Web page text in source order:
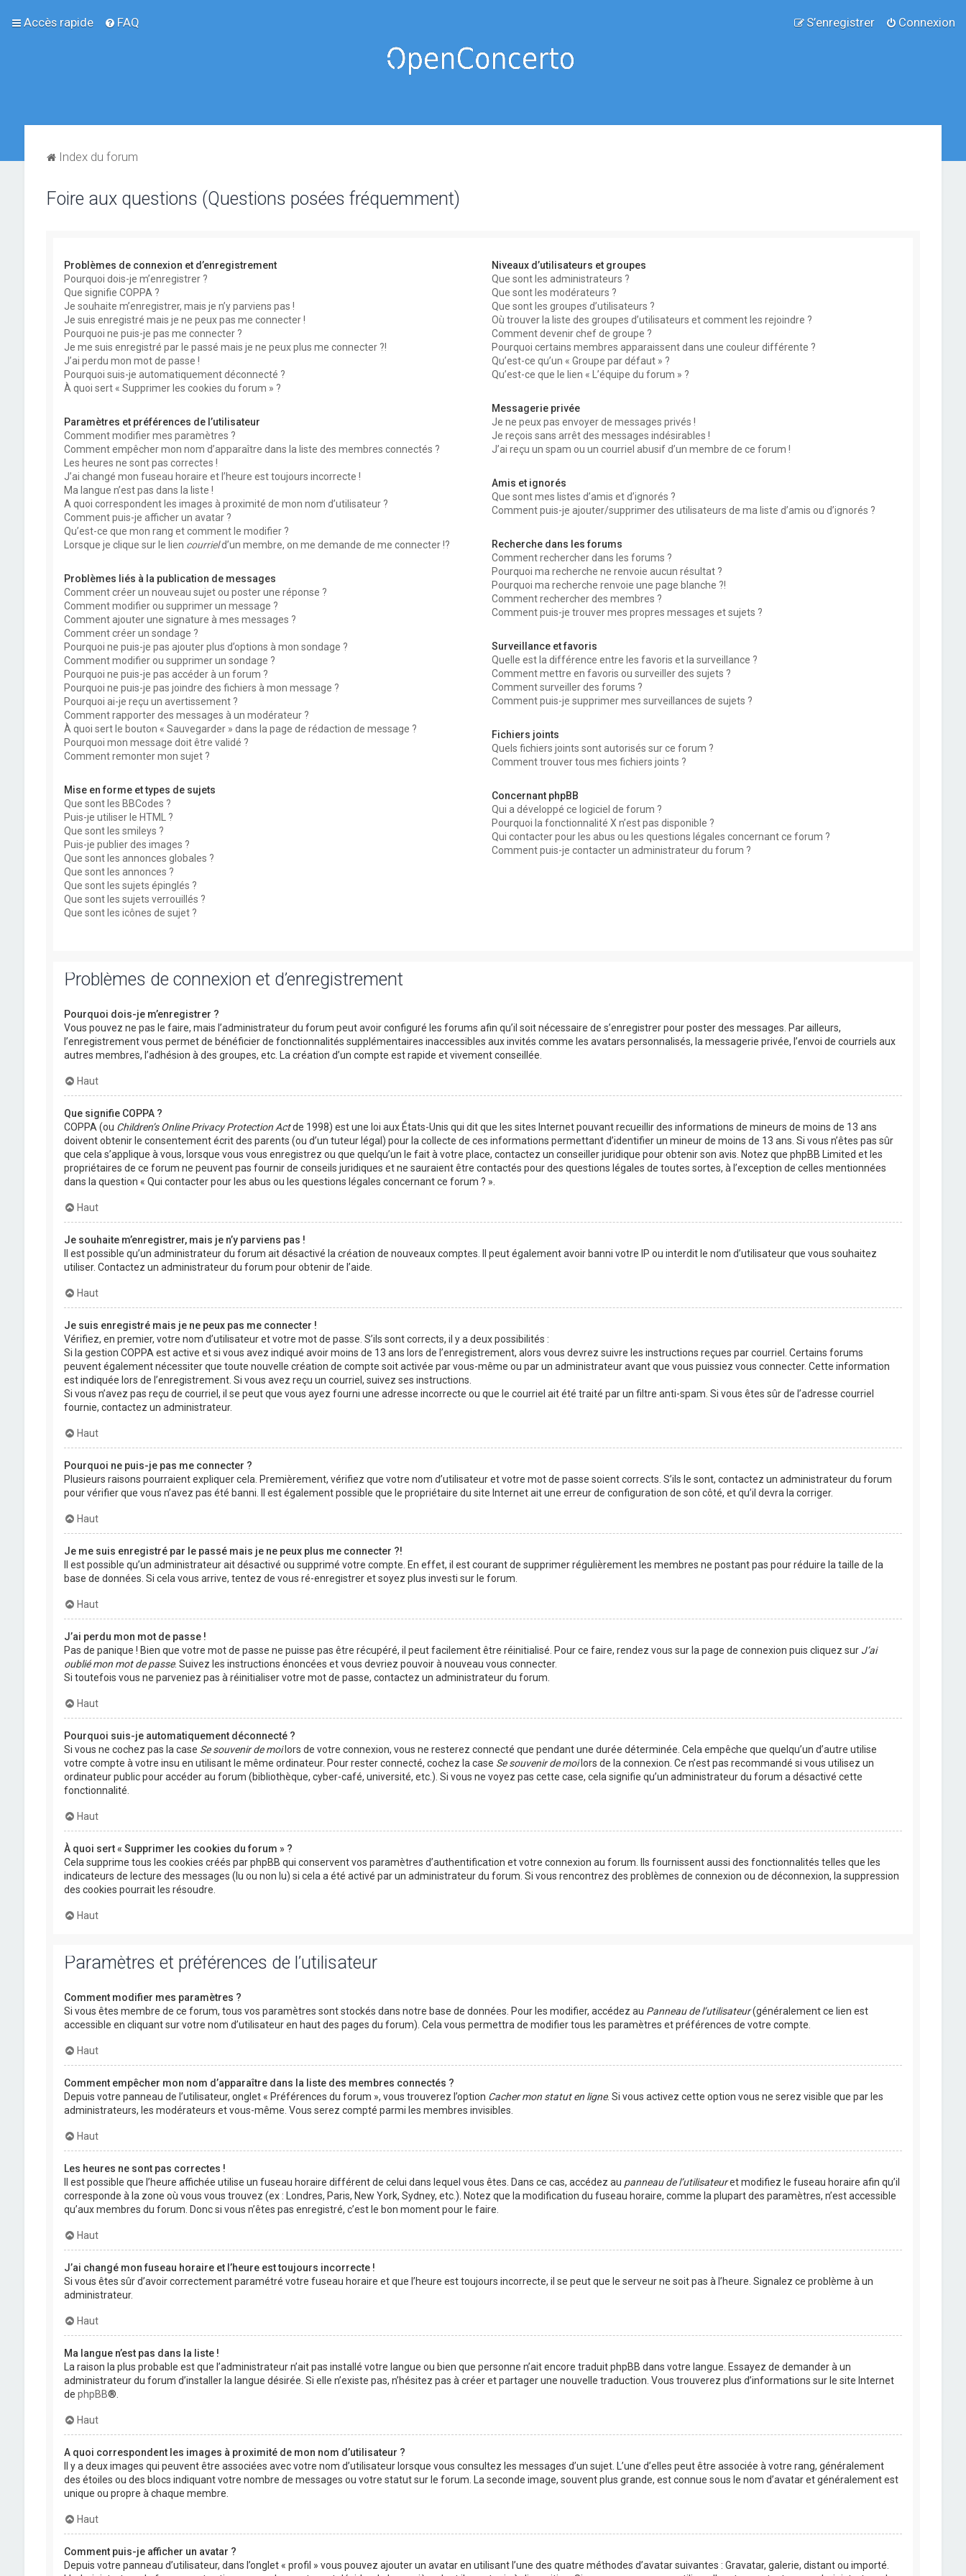
Accès rapide FAQ Connexion
S’enregistrer
Index du forum
Foire aux questions (Questions posées fréquemment)
Problèmes de connexion et d’enregistrement
Pourquoi dois-je m’enregistrer ?
Que signifie COPPA ?
Je souhaite m’enregistrer, mais je n’y parviens pas !
Je suis enregistré mais je ne peux pas me connecter !
Pourquoi ne puis-je pas me connecter ?
Je me suis enregistré par le passé mais je ne peux plus me connecter ?!
J’ai perdu mon mot de passe !
Pourquoi suis-je automatiquement déconnecté ?
À quoi sert « Supprimer les cookies du forum » ?
Paramètres et préférences de l’utilisateur
Comment modifier mes paramètres ?
Comment empêcher mon nom d’apparaître dans la liste des membres connectés ?
Les heures ne sont pas correctes !
J’ai changé mon fuseau horaire et l’heure est toujours incorrecte !
Ma langue n’est pas dans la liste !
A quoi correspondent les images à proximité de mon nom d’utilisateur ?
Comment puis-je afficher un avatar ?
Qu’est-ce que mon rang et comment le modifier ?
Lorsque je clique sur le lien courrield’un membre, on me demande de me connecter !?
Problèmes liés à la publication de messages
Comment créer un nouveau sujet ou poster une réponse ?
Comment modifier ou supprimer un message ?
Comment ajouter une signature à mes messages ?
Comment créer un sondage ?
Pourquoi ne puis-je pas ajouter plus d’options à mon sondage ?
Comment modifier ou supprimer un sondage ?
Pourquoi ne puis-je pas accéder à un forum ?
Pourquoi ne puis-je pas joindre des fichiers à mon message ?
Pourquoi ai-je reçu un avertissement ?
Comment rapporter des messages à un modérateur ?
À quoi sert le bouton « Sauvegarder » dans la page de rédaction de message ?
Pourquoi mon message doit être validé ?
Comment remonter mon sujet ?
Mise en forme et types de sujets
Que sont les BBCodes ?
Puis-je utiliser le HTML ?
Que sont les smileys ?
Puis-je publier des images ?
Que sont les annonces globales ?
Que sont les annonces ?
Que sont les sujets épinglés ?
Que sont les sujets verrouillés ?
Que sont les icônes de sujet ?
Niveaux d’utilisateurs et groupes
Que sont les administrateurs ?
Que sont les modérateurs ?
Que sont les groupes d’utilisateurs ?
Où trouver la liste des groupes d’utilisateurs et comment les rejoindre ?
Comment devenir chef de groupe ?
Pourquoi certains membres apparaissent dans une couleur différente ?
Qu’est-ce qu’un « Groupe par défaut » ?
Qu’est-ce que le lien « L’équipe du forum » ?
Messagerie privée
Je ne peux pas envoyer de messages privés !
Je reçois sans arrêt des messages indésirables !
J’ai reçu un spam ou un courriel abusif d’un membre de ce forum !
Amis et ignorés
Que sont mes listes d’amis et d’ignorés ?
Comment puis-je ajouter/supprimer des utilisateurs de ma liste d’amis ou d’ignorés ?
Recherche dans les forums
Comment rechercher dans les forums ?
Pourquoi ma recherche ne renvoie aucun résultat ?
Pourquoi ma recherche renvoie une page blanche ?!
Comment rechercher des membres ?
Comment puis-je trouver mes propres messages et sujets ?
Surveillance et favoris
Quelle est la différence entre les favoris et la surveillance ?
Comment mettre en favoris ou surveiller des sujets ?
Comment surveiller des forums ?
Comment puis-je supprimer mes surveillances de sujets ?
Fichiers joints
Quels fichiers joints sont autorisés sur ce forum ?
Comment trouver tous mes fichiers joints ?
Concernant phpBB
Qui a développé ce logiciel de forum ?
Pourquoi la fonctionnalité X n’est pas disponible ?
Qui contacter pour les abus ou les questions légales concernant ce forum ?
Comment puis-je contacter un administrateur du forum ?
Problèmes de connexion et d’enregistrement
Pourquoi dois-je m’enregistrer ?
Vous pouvez ne pas le faire, mais l’administrateur du forum peut avoir configuré les forums afin qu’il soit nécessaire de s’enregistrer pour poster des messages. Par ailleurs,
l’enregistrement vous permet de bénéficier de fonctionnalités supplémentaires inaccessibles aux invités comme les avatars personnalisés, la messagerie privée, l’envoi de courriels aux
autres membres, l’adhésion à des groupes, etc. La création d’un compte est rapide et vivement conseillée.
Haut
Que signifie COPPA ?
COPPA (ou Children’s Online Privacy Protection Actde 1998) est une loi aux États-Unis qui dit que les sites Internet pouvant recueillir des informations de mineurs de moins de 13 ans
doivent obtenir le consentement écrit des parents (ou d’un tuteur légal) pour la collecte de ces informations permettant d’identifier un mineur de moins de 13 ans. Si vous n’êtes pas sûr
que cela s’applique à vous, lorsque vous vous enregistrez ou que quelqu’un le fait à votre place, contactez un conseiller juridique pour obtenir son avis. Notez que phpBB Limited et les
propriétaires de ce forum ne peuvent pas fournir de conseils juridiques et ne sauraient être contactés pour des questions légales de toutes sortes, à l’exception de celles mentionnées
dans la question « Qui contacter pour les abus ou les questions légales concernant ce forum ? ».
Haut
Je souhaite m’enregistrer, mais je n’y parviens pas !
Il est possible qu’un administrateur du forum ait désactivé la création de nouveaux comptes. Il peut également avoir banni votre IP ou interdit le nom d’utilisateur que vous souhaitez
utiliser. Contactez un administrateur du forum pour obtenir de l’aide.
Haut
Je suis enregistré mais je ne peux pas me connecter !
Vérifiez, en premier, votre nom d’utilisateur et votre mot de passe. S’ils sont corrects, il y a deux possibilités :
Si la gestion COPPA est active et si vous avez indiqué avoir moins de 13 ans lors de l’enregistrement, alors vous devrez suivre les instructions reçues par courriel. Certains forums
peuvent également nécessiter que toute nouvelle création de compte soit activée par vous-même ou par un administrateur avant que vous puissiez vous connecter. Cette information
est indiquée lors de l’enregistrement. Si vous avez reçu un courriel, suivez ses instructions.
Si vous n’avez pas reçu de courriel, il se peut que vous ayez fourni une adresse incorrecte ou que le courriel ait été traité par un filtre anti-spam. Si vous êtes sûr de l’adresse courriel
fournie, contactez un administrateur.
Haut
Pourquoi ne puis-je pas me connecter ?
Plusieurs raisons pourraient expliquer cela. Premièrement, vérifiez que votre nom d’utilisateur et votre mot de passe soient corrects. S’ils le sont, contactez un administrateur du forum
pour vérifier que vous n’avez pas été banni. Il est également possible que le propriétaire du site Internet ait une erreur de configuration de son côté, et qu’il devra la corriger.
Haut
Je me suis enregistré par le passé mais je ne peux plus me connecter ?!
Il est possible qu’un administrateur ait désactivé ou supprimé votre compte. En effet, il est courant de supprimer régulièrement les membres ne postant pas pour réduire la taille de la
base de données. Si cela vous arrive, tentez de vous ré-enregistrer et soyez plus investi sur le forum.
Haut
J’ai perdu mon mot de passe !
Pas de panique ! Bien que votre mot de passe ne puisse pas être récupéré, il peut facilement être réinitialisé. Pour ce faire, rendez vous sur la page de connexion puis cliquez sur J’ai
oublié mon mot de passe. Suivez les instructions énoncées et vous devriez pouvoir à nouveau vous connecter.
Si toutefois vous ne parveniez pas à réinitialiser votre mot de passe, contactez un administrateur du forum.
Haut
Pourquoi suis-je automatiquement déconnecté ?
Si vous ne cochez pas la case Se souvenir de moilors de votre connexion, vous ne resterez connecté que pendant une durée déterminée. Cela empêche que quelqu’un d’autre utilise
votre compte à votre insu en utilisant le même ordinateur. Pour rester connecté, cochez la case Se souvenir de moilors de la connexion. Ce n’est pas recommandé si vous utilisez un
ordinateur public pour accéder au forum (bibliothèque, cyber-café, université, etc.). Si vous ne voyez pas cette case, cela signifie qu’un administrateur du forum a désactivé cette
fonctionnalité.
Haut
À quoi sert « Supprimer les cookies du forum » ?
Cela supprime tous les cookies créés par phpBB qui conservent vos paramètres d’authentification et votre connexion au forum. Ils fournissent aussi des fonctionnalités telles que les
indicateurs de lecture des messages (lu ou non lu) si cela a été activé par un administrateur du forum. Si vous rencontrez des problèmes de connexion ou de déconnexion, la suppression
des cookies pourrait les résoudre.
Haut
Paramètres et préférences de l’utilisateur
Comment modifier mes paramètres ?
Si vous êtes membre de ce forum, tous vos paramètres sont stockés dans notre base de données. Pour les modifier, accédez au Panneau de l’utilisateur(généralement ce lien est
accessible en cliquant sur votre nom d’utilisateur en haut des pages du forum). Cela vous permettra de modifier tous les paramètres et préférences de votre compte.
Haut
Comment empêcher mon nom d’apparaître dans la liste des membres connectés ?
Depuis votre panneau de l’utilisateur, onglet « Préférences du forum », vous trouverez l’option Cacher mon statut en ligne. Si vous activez cette option vous ne serez visible que par les
administrateurs, les modérateurs et vous-même. Vous serez compté parmi les membres invisibles.
Haut
Les heures ne sont pas correctes !
Il est possible que l’heure affichée utilise un fuseau horaire différent de celui dans lequel vous êtes. Dans ce cas, accédez au panneau de l’utilisateuret modifiez le fuseau horaire afin qu’il
corresponde à la zone où vous vous trouvez (ex : Londres, Paris, New York, Sydney, etc.). Notez que la modification du fuseau horaire, comme la plupart des paramètres, n’est accessible
qu’aux membres du forum. Donc si vous n’êtes pas enregistré, c’est le bon moment pour le faire.
Haut
J’ai changé mon fuseau horaire et l’heure est toujours incorrecte !
Si vous êtes sûr d’avoir correctement paramétré votre fuseau horaire et que l’heure est toujours incorrecte, il se peut que le serveur ne soit pas à l’heure. Signalez ce problème à un
administrateur.
Haut
Ma langue n’est pas dans la liste !
La raison la plus probable est que l’administrateur n’ait pas installé votre langue ou bien que personne n’ait encore traduit phpBB dans votre langue. Essayez de demander à un
administrateur du forum d’installer la langue désirée. Si elle n’existe pas, n’hésitez pas à créer et partager une nouvelle traduction. Vous trouverez plus d’informations sur le site Internet
de phpBB®.
Haut
A quoi correspondent les images à proximité de mon nom d’utilisateur ?
Il y a deux images qui peuvent être associées avec votre nom d’utilisateur lorsque vous consultez les messages d’un sujet. L’une d’elles peut être associée à votre rang, généralement
des étoiles ou des blocs indiquant votre nombre de messages ou votre statut sur le forum. La seconde image, souvent plus grande, est connue sous le nom d’avatar et généralement est
unique ou propre à chaque membre.
Haut
Comment puis-je afficher un avatar ?
Depuis votre panneau d’utilisateur, dans l’onglet « profil » vous pouvez ajouter un avatar en utilisant l’une des quatre méthodes d’avatar suivantes : Gravatar, galerie, distant ou importé.